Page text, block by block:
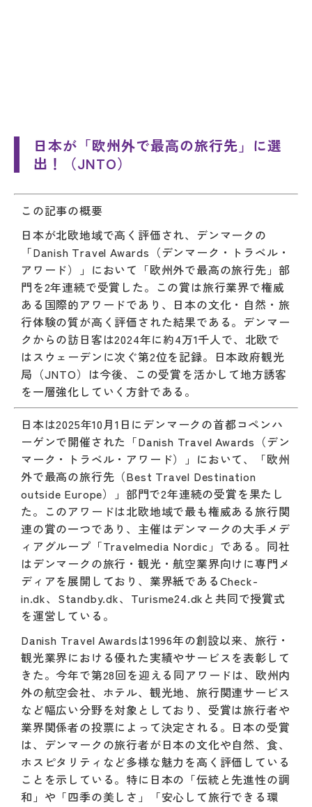
日本が「欧州外で最高の旅行先」に選
出！（JNTO）
この記事の概要
日本が北欧地域で高く評価され、デンマークの
「Danish Travel Awards（デンマーク・トラベル・
アワード）」において「欧州外で最高の旅行先」部
門を2年連続で受賞した。この賞は旅行業界で権威
ある国際的アワードであり、日本の文化・自然・旅
行体験の質が高く評価された結果である。デンマー
クからの訪日客は2024年に約4万1千人で、北欧で
はスウェーデンに次ぐ第2位を記録。日本政府観光
局（JNTO）は今後、この受賞を活かして地方誘客
を一層強化していく方針である。
日本は2025年10月1日にデンマークの首都コペンハ
ーゲンで開催された「Danish Travel Awards（デン
マーク・トラベル・アワード）」において、「欧州
外で最高の旅行先（Best Travel Destination
outside Europe）」部門で2年連続の受賞を果たし
た。このアワードは北欧地域で最も権威ある旅行関
連の賞の一つであり、主催はデンマークの大手メデ
ィアグループ「Travelmedia Nordic」である。同社
はデンマークの旅行・観光・航空業界向けに専門メ
ディアを展開しており、業界紙であるCheck-
in.dk、Standby.dk、Turisme24.dkと共同で授賞式
を運営している。
Danish Travel Awardsは1996年の創設以来、旅行・
観光業界における優れた実績やサービスを表彰して
きた。今年で第28回を迎える同アワードは、欧州内
外の航空会社、ホテル、観光地、旅行関連サービス
など幅広い分野を対象としており、受賞は旅行者や
業界関係者の投票によって決定される。日本の受賞
は、デンマークの旅行者が日本の文化や自然、食、
ホスピタリティなど多様な魅力を高く評価している
ことを示している。特に日本の「伝統と先進性の調
和」や「四季の美しさ」「安心して旅行できる環